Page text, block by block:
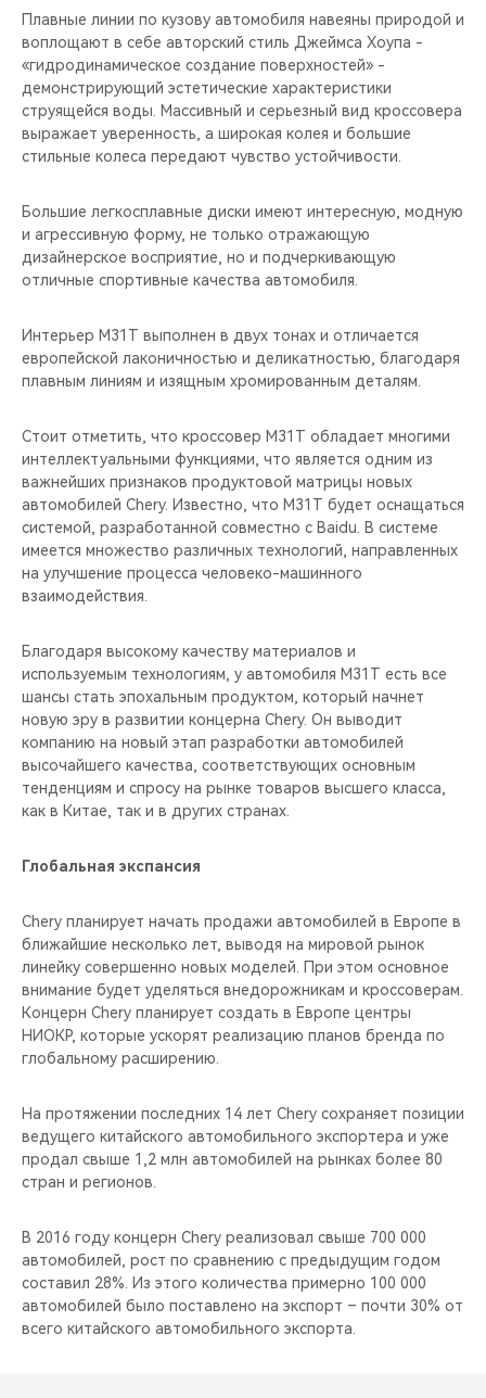
Плавные линии по кузову автомобиля навеяны природой и
воплощают в себе авторский стиль Джеймса Хоупа -
«гидродинамическое создание поверхностей» -
демонстрирующий эстетические характеристики
струящейся воды. Массивный и серьезный вид кроссовера
выражает уверенность, а широкая колея и большие
стильные колеса передают чувство устойчивости.
Большие легкосплавные диски имеют интересную, модную
и агрессивную форму, не только отражающую
дизайнерское восприятие, но и подчеркивающую
отличные спортивные качества автомобиля.
Интерьер M31T выполнен в двух тонах и отличается
европейской лаконичностью и деликатностью, благодаря
плавным линиям и изящным хромированным деталям.
Стоит отметить, что кроссовер M31T обладает многими
интеллектуальными функциями, что является одним из
важнейших признаков продуктовой матрицы новых
автомобилей Chery. Известно, что M31T будет оснащаться
системой, разработанной совместно с Baidu. В системе
имеется множество различных технологий, направленных
на улучшение процесса человеко-машинного
взаимодействия.
Благодаря высокому качеству материалов и
используемым технологиям, у автомобиля M31T есть все
шансы стать эпохальным продуктом, который начнет
новую эру в развитии концерна Chery. Он выводит
компанию на новый этап разработки автомобилей
высочайшего качества, соответствующих основным
тенденциям и спросу на рынке товаров высшего класса,
как в Китае, так и в других странах.
Глобальная экспансия
Chery планирует начать продажи автомобилей в Европе в
ближайшие несколько лет, выводя на мировой рынок
линейку совершенно новых моделей. При этом основное
внимание будет уделяться внедорожникам и кроссоверам.
Концерн Chery планирует создать в Европе центры
НИОКР, которые ускорят реализацию планов бренда по
глобальному расширению.
На протяжении последних 14 лет Chery сохраняет позиции
ведущего китайского автомобильного экспортера и уже
продал свыше 1,2 млн автомобилей на рынках более 80
стран и регионов.
В 2016 году концерн Chery реализовал свыше 700 000
автомобилей, рост по сравнению с предыдущим годом
составил 28%. Из этого количества примерно 100 000
автомобилей было поставлено на экспорт – почти 30% от
всего китайского автомобильного экспорта.